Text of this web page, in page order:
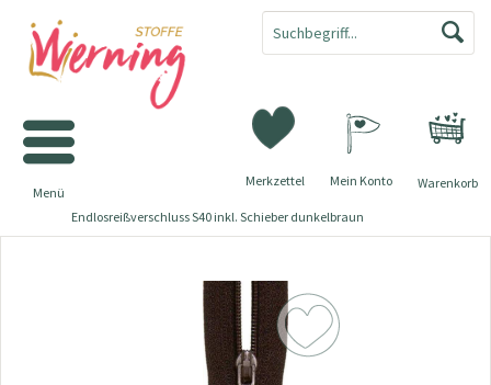
Warenkorb
Merkzettel Mein Konto
Menü
Endlosreißverschluss S40 inkl. Schieber dunkelbraun